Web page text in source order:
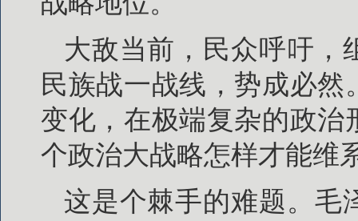
大敌当前，民众呼吁，
民族战一战线，势成必
变化，在极端复杂的政
个政治大战略怎样才能维
这是个棘手的难题。毛